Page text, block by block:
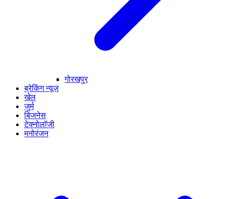
गोरखपुर
ब्रेकिंग न्यूज़
खेल
जुर्म
बिजनेस
टेक्नोलॉजी
मनोरंजन